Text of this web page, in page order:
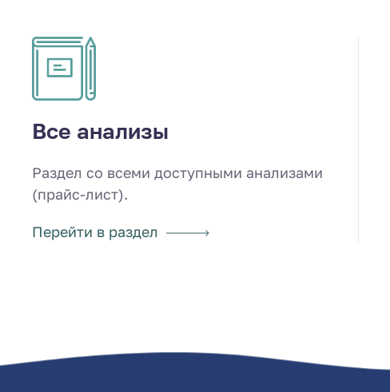
Все анализы
Раздел со всеми доступными анализами
(прайс-лист).
Перейти в раздел